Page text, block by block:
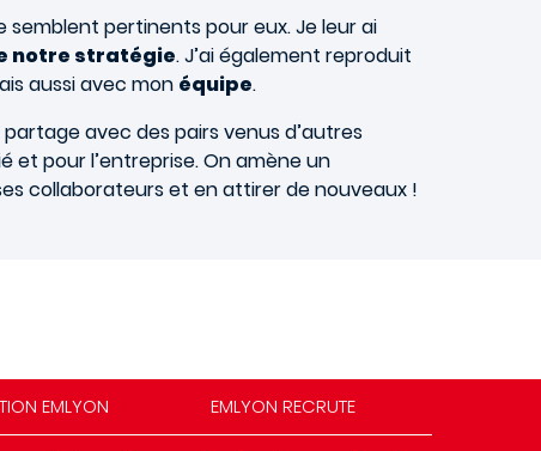
pertinents pour eux. Je leur ai
notre stratégie. J’ai également reproduit
aussi avec mon équipe.
avec des pairs venus d’autres
et pour l’entreprise. On amène un
collaborateurs et en attirer de nouveaux !
EMLYON EMLYON RECRUTE